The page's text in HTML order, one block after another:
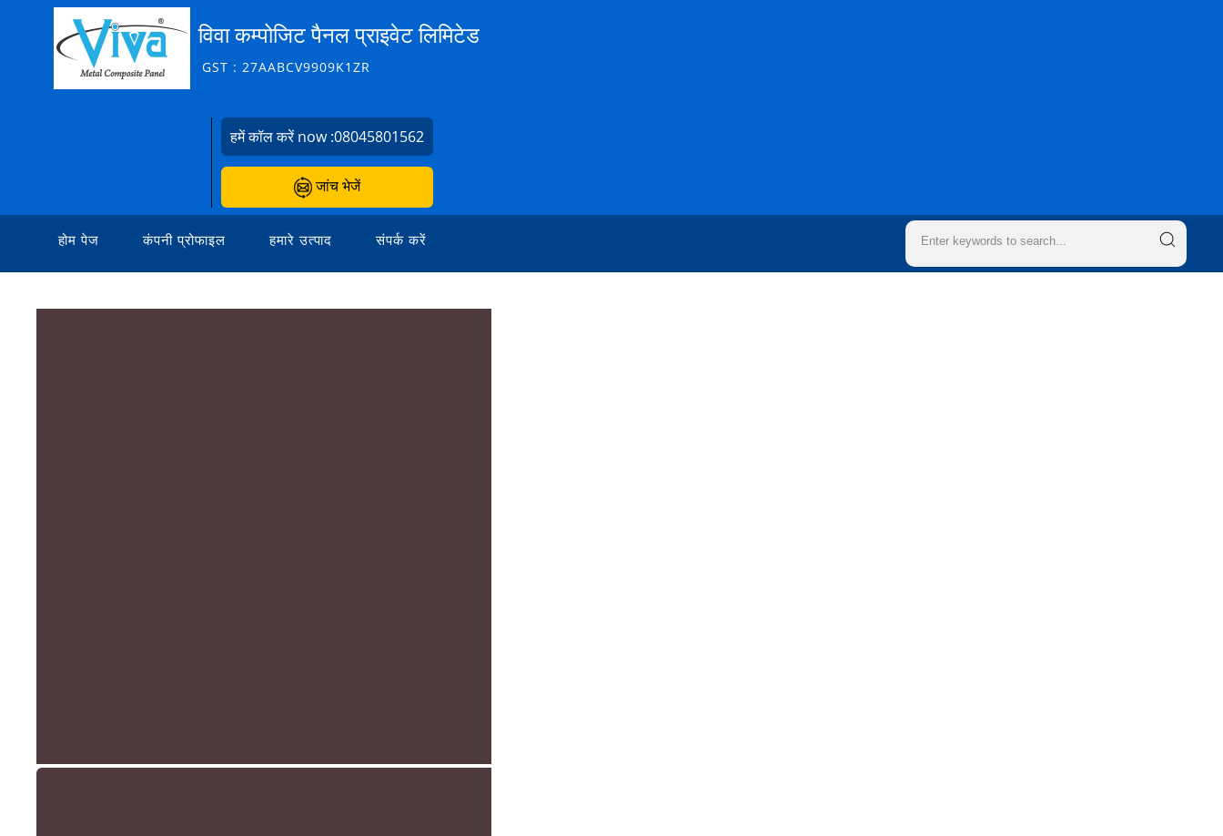
विवा कम्पोजिट पैनल प्राइवेट लिमिटेड
GST : 27AABCV9909K1ZR
हमें कॉल करें now :08045801562
जांच भेजें
होम पेज कंपनी प्रोफाइल हमारे उत्पाद संपर्क करें